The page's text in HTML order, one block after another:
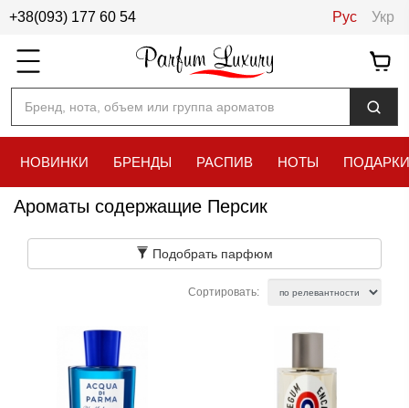
+38(093) 177 60 54 Рус Укр
Бренд, нота, объем или группа ароматов
НОВИНКИ БРЕНДЫ РАСПИВ НОТЫ ПОДАРКИ
Ароматы содержащие Персик
Подобрать парфюм
Сортировать: